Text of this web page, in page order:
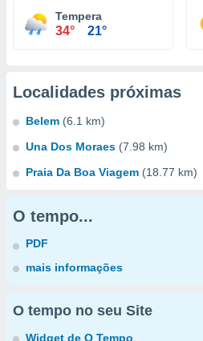
Tempera
34° 21°
Localidades próximas
Belem (6.1 km)
Una Dos Moraes (7.98 km)
Praia Da Boa Viagem (18.77 km)
O tempo...
PDF
mais informações
O tempo no seu Site
Widget de O Tempo